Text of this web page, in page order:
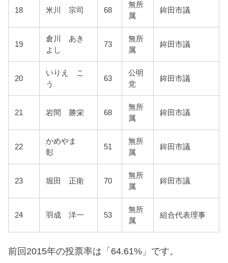
18 米川 宗司 68
無所
属
鉾田市議
19
倉川 あき
よし
73
無所
属
鉾田市議
20
いりえ こ
う
63
公明
党
鉾田市議
21 岩間 勝栄 68
無所
属
鉾田市議
22
かめやま
彰
51
無所
属
鉾田市議
23 堀田 正衛 70
無所
属
鉾田市議
24 羽成 洋一 53
無所
属
組合代表理事
前回2015年の投票率は「64.61%」です。